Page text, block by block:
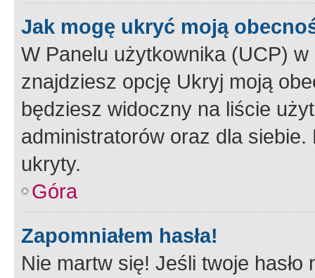
Jak mogę ukryć moją
W Panelu użytkownika (UCP) w
znajdziesz opcję Ukryj moją
będziesz widoczny na liście
administratorów oraz dla
ukryty.
Góra
Zapomniałem hasła!
Nie martw się! Jeśli twoje